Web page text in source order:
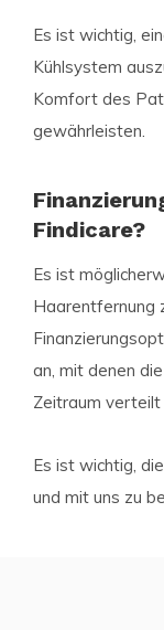
Es ist wichtig,
Kühlsystem
Komfort des
gewährleisten.
Findicare?
Es ist
Haarentfernung
an, mit denen
Zeitraum verteilt
Es ist wichtig,
und mit uns zu